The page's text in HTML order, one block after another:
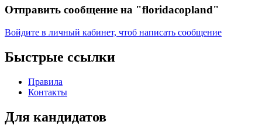
Отправить сообщение на "floridacopland"
Войдите в личный кабинет, чтоб написать сообщение
Быстрые ссылки
Правила
Контакты
Для кандидатов